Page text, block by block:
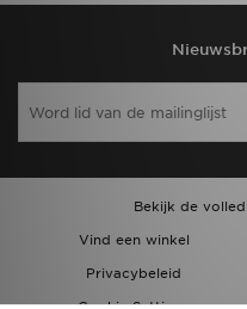
Bekijk de
Vind een winkel
Privacybeleid